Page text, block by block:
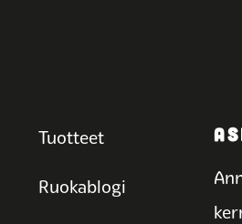
Tuotteet
Ruokablogi